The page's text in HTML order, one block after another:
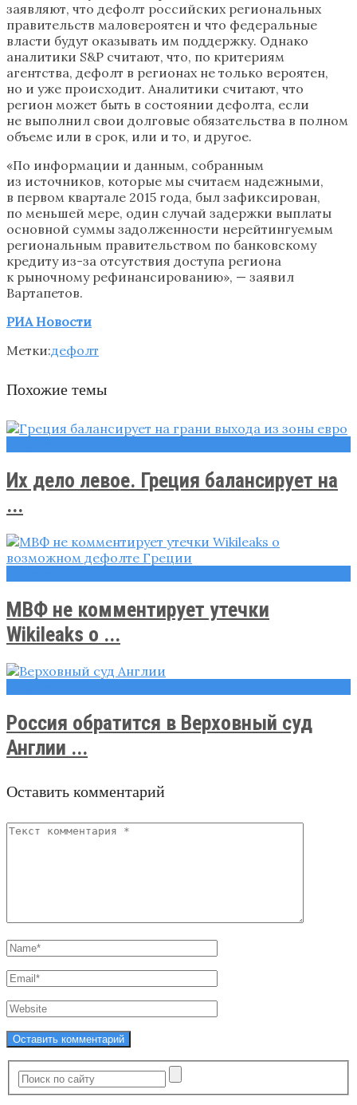
заявляют, что дефолт российских региональных
правительств маловероятен и что федеральные
власти будут оказывать им поддержку. Однако
аналитики S&P считают, что, по критериям
агентства, дефолт в регионах не только вероятен,
но и уже происходит. Аналитики считают, что
регион может быть в состоянии дефолта, если
не выполнил свои долговые обязательства в полном
объеме или в срок, или и то, и другое.
«По информации и данным, собранным
из источников, которые мы считаем надежными,
в первом квартале 2015 года, был зафиксирован,
по меньшей мере, один случай задержки выплаты
основной суммы задолженности нерейтингуемым
региональным правительством по банковскому
кредиту из-за отсутствия доступа региона
к рыночному рефинансированию», — заявил
Вартапетов.
РИА Новости
Метки:дефолт
Похожие темы
Их дело левое. Греция балансирует на
...
МВФ не комментирует утечки
Wikileaks о ...
Россия обратится в Верховный суд
Англии ...
Оставить комментарий